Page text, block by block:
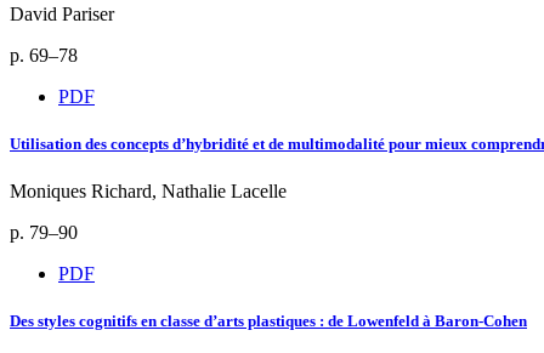
David Pariser
p. 69–78
PDF
Utilisation des concepts d’hybridité et de multimodalité pour mieux
Moniques Richard, Nathalie Lacelle
p. 79–90
PDF
Des styles cognitifs en classe d’arts plastiques : de Lowenfeld à Baron-Cohen